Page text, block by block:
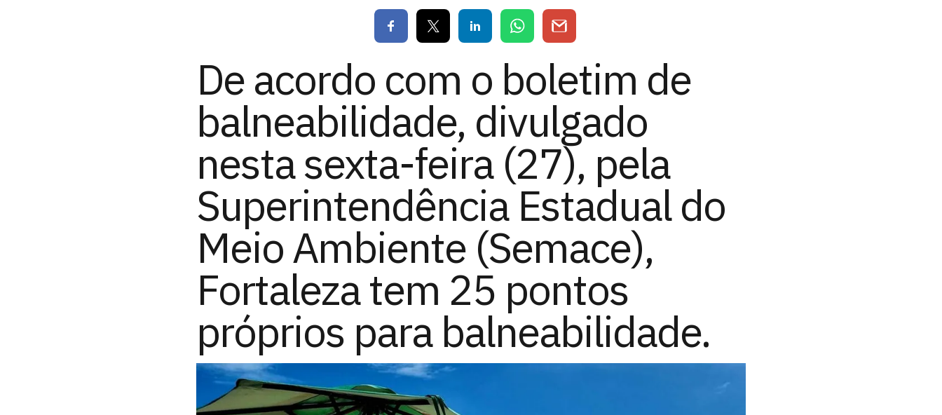
De acordo com o boletim de
balneabilidade, divulgado
nesta sexta-feira (27), pela
Superintendência Estadual do
Meio Ambiente (Semace),
Fortaleza tem 25 pontos
próprios para balneabilidade.